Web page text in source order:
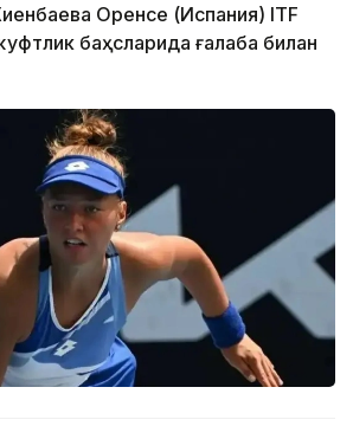
Оренсе (Испания) ITF
баҳсларида ғалаба билан